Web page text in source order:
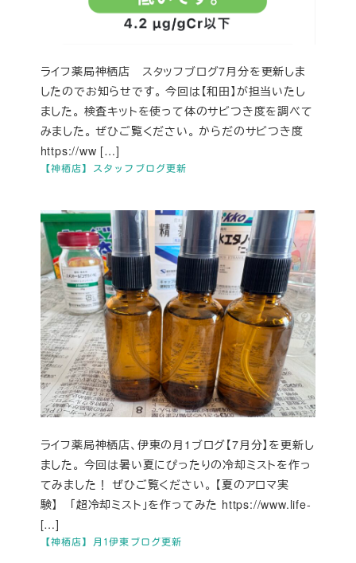
【神栖店】スタッフブログ更新
ライフ薬局神栖店 スタッフブログ7月分を更新しま
したのでお知らせです。 今回は【和田】が担当いたし
ました。 検査キットを使って体のサビつき度を調べて
みました。 ぜひご覧ください。 からだのサビつき度
https://ww […]
【神栖店】月1伊東ブログ更新
ライフ薬局神栖店、伊東の月1ブログ【7月分】を更新し
ました。 今回は暑い夏にぴったりの冷却ミストを作っ
てみました！ ぜひご覧ください。 【夏のアロマ実
験】 「超冷却ミスト」を作ってみた https://www.life-
[…]